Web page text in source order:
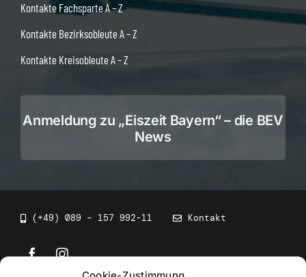
Kontakte Fachsparte A – Z
Kontakte Bezirksobleute A – Z
Kontakte Kreisobleute A – Z
Anmeldung zu „Eiszeit Bayern“ – die BEV
News
(+49) 089 – 157 992-11 Kontakt